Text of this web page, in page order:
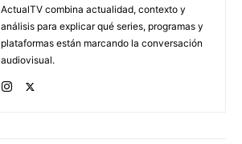
ActualTV combina actualidad, contexto y
análisis para explicar qué series, programas y
plataformas están marcando la conversación
audiovisual.